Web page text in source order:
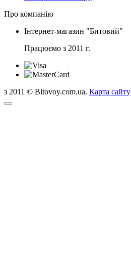
Про компанію
Інтернет-магазин "Битовий"
Працюємо з 2011 г.
з 2011 © Bitovoy.com.ua. Карта сайту